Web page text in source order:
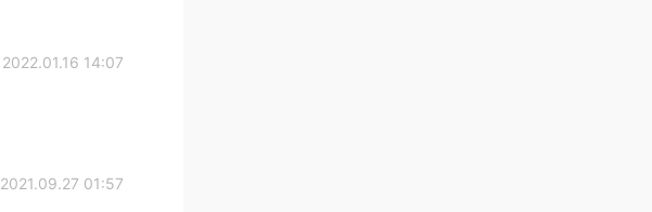
2022.01.16 14:07
2021.09.27 01:57